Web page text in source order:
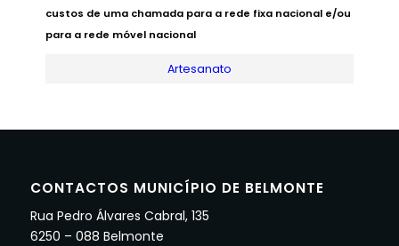
custos de uma chamada para a rede fixa nacional e/ou
para a rede móvel nacional
Artesanato
CONTACTOS MUNICÍPIO DE BELMONTE
Rua Pedro Álvares Cabral, 135
6250 – 088 Belmonte